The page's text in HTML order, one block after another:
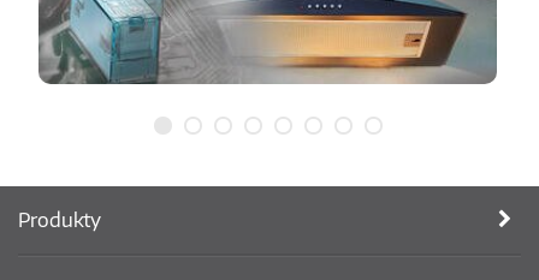
Produkty